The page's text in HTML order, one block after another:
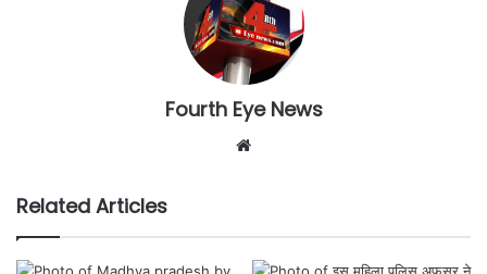
Fourth Eye News
Website
Related Articles